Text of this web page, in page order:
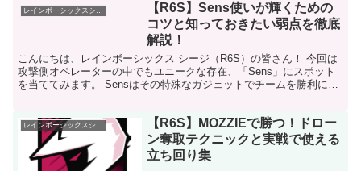
【R6S】Sens使いが輝くための
コツと知っておきたい弱点を徹底
解説！
こんにちは、レインボーシックス シージ（R6S）の皆さん！ 今回は
攻撃側オペレーターの中でもユニークな存在、「Sens」にスポット
を当ててみます。 Sensはその特殊なガジェットでチームを勝利に導
レインボーシックスシージ
【R6S】MOZZIEで勝つ！ドロー
ン奪取テクニックと実戦で使える
立ち回り集